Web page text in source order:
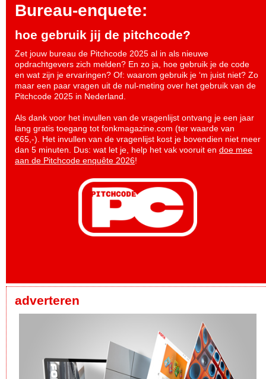
Bureau-enquete:
hoe gebruik jij de pitchcode?
Zet jouw bureau de Pitchcode 2025 al in als nieuwe
opdrachtgevers zich melden? En zo ja, hoe gebruik je de code
en wat zijn je ervaringen? Of: waarom gebruik je ‘m juist niet? Zo
maar een paar vragen uit de nul-meting over het gebruik van de
Pitchcode 2025 in Nederland.
Als dank voor het invullen van de vragenlijst ontvang je een jaar
lang gratis toegang tot fonkmagazine.com (ter waarde van
€65,-). Het invullen van de vragenlijst kost je bovendien niet meer
dan 5 minuten. Dus: wat let je, help het vak vooruit en doe mee
aan de Pitchcode enquête 2026!
adverteren